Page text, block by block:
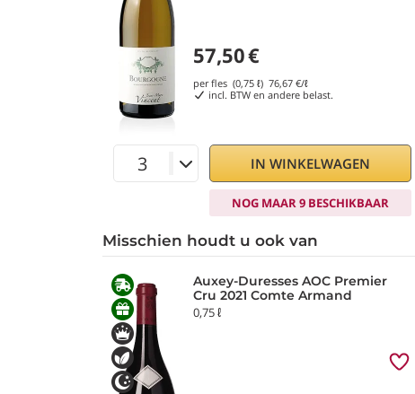
57,50€
per fles (0,75 ℓ) 76,67 €/ℓ
incl. BTW en andere belast.
IN WINKELWAGEN
NOG MAAR 9 BESCHIKBAAR
Misschien houdt u ook van
Auxey-Duresses AOC Premier
Cru 2021 Comte Armand
0,75 ℓ